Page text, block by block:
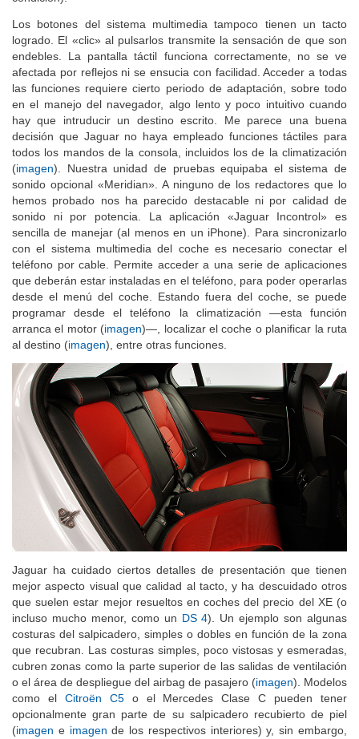
Los botones del sistema multimedia tampoco tienen un tacto
logrado. El «clic» al pulsarlos transmite la sensación de que son
endebles. La pantalla táctil funciona correctamente, no se ve
afectada por reflejos ni se ensucia con facilidad. Acceder a todas
las funciones requiere cierto periodo de adaptación, sobre todo
en el manejo del navegador, algo lento y poco intuitivo cuando
hay que intruducir un destino escrito. Me parece una buena
decisión que Jaguar no haya empleado funciones táctiles para
todos los mandos de la consola, incluidos los de la climatización
(imagen). Nuestra unidad de pruebas equipaba el sistema de
sonido opcional «Meridian». A ninguno de los redactores que lo
hemos probado nos ha parecido destacable ni por calidad de
sonido ni por potencia. La aplicación «Jaguar Incontrol» es
sencilla de manejar (al menos en un iPhone). Para sincronizarlo
con el sistema multimedia del coche es necesario conectar el
teléfono por cable. Permite acceder a una serie de aplicaciones
que deberán estar instaladas en el teléfono, para poder operarlas
desde el menú del coche. Estando fuera del coche, se puede
programar desde el teléfono la climatización —esta función
arranca el motor (imagen)—, localizar el coche o planificar la ruta
al destino (imagen), entre otras funciones.
Jaguar ha cuidado ciertos detalles de presentación que tienen
mejor aspecto visual que calidad al tacto, y ha descuidado otros
que suelen estar mejor resueltos en coches del precio del XE (o
incluso mucho menor, como un DS 4). Un ejemplo son algunas
costuras del salpicadero, simples o dobles en función de la zona
que recubran. Las costuras simples, poco vistosas y esmeradas,
cubren zonas como la parte superior de las salidas de ventilación
o el área de despliegue del airbag de pasajero (imagen). Modelos
como el Citroën C5o el Mercedes Clase C pueden tener
opcionalmente gran parte de su salpicadero recubierto de piel
(imagen e imagen de los respectivos interiores) y, sin embargo,